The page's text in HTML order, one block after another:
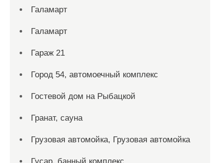
Галамарт
Галамарт
Гараж 21
Город 54, автомоечный комплекс
Гостевой дом на Рыбацкой
Гранат, сауна
Грузовая автомойка, Грузовая автомойка